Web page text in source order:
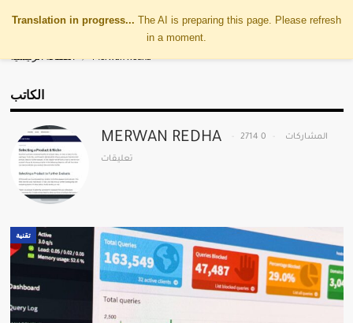
Translation in progress... The AI is preparing this page. Please refresh
in a moment.
الصفحة الرئيسية Merwan Redha
الكاتب
MERWAN REDHA 2714 المشاركات 0
تعليقات
تقنية